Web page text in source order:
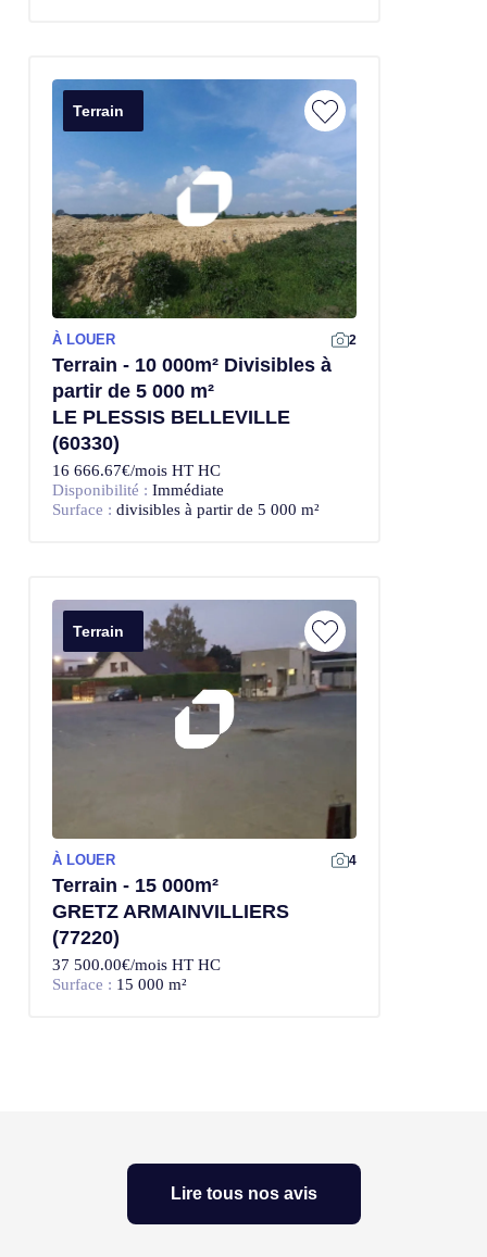
Terrain
À LOUER 2
Terrain - 10 000m² Divisibles à
partir de 5 000 m²
LE PLESSIS BELLEVILLE
(60330)
16 666.67€/mois HT HC
Disponibilité : Immédiate
Surface : divisibles à partir de 5 000 m²
Terrain
À LOUER 4
Terrain - 15 000m²
GRETZ ARMAINVILLIERS
(77220)
37 500.00€/mois HT HC
Surface : 15 000 m²
Lire tous nos avis